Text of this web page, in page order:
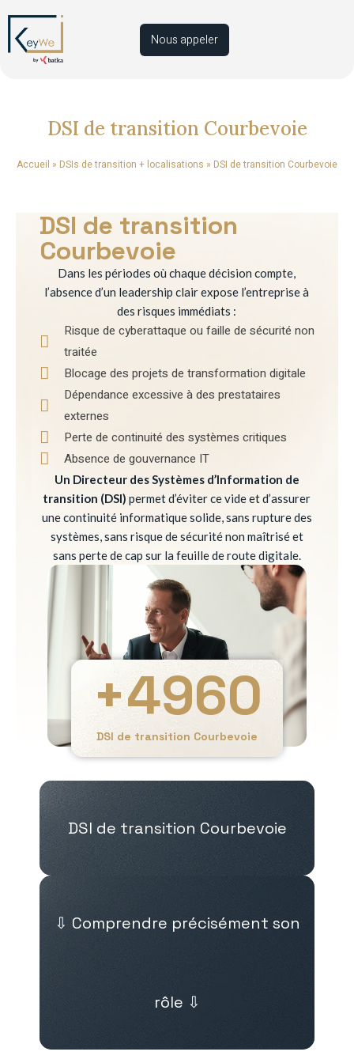
Nous appeler
DSI de transition Courbevoie
Accueil » DSIs de transition + localisations » DSI de transition Courbevoie
DSI de transition
Courbevoie
Dans les périodes où chaque décision compte,
l’absence d’un leadership clair expose l’entreprise à
des risques immédiats :
Risque de cyberattaque ou faille de sécurité non
traitée
Blocage des projets de transformation digitale
Dépendance excessive à des prestataires
externes
Perte de continuité des systèmes critiques
Absence de gouvernance IT
Un Directeur des Systèmes d’Information de
transition (DSI) permet d’éviter ce vide et d’assurer
une continuité informatique solide, sans rupture des
systèmes, sans risque de sécurité non maîtrisé et
sans perte de cap sur la feuille de route digitale.
DSI de transition Courbevoie
+4960
DSI de transition Courbevoie
⇩ Comprendre précisément son
rôle ⇩